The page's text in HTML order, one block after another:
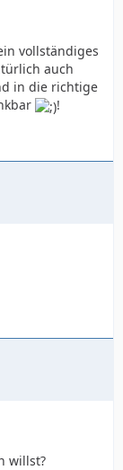
vollständiges
auch
in die richtige
!
willst?